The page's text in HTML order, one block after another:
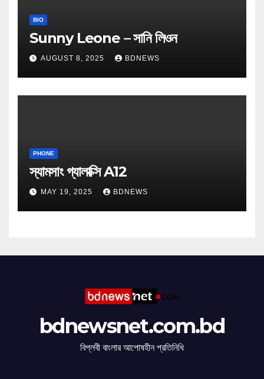
BIO
Sunny Leone – সানি লিওন
AUGUST 8, 2025 BDNEWS
PHONE
স্যামসাং গ্যালাক্সি A12
MAY 19, 2025 BDNEWS
bdnewsnet.com.bd
বিপ্লবী বাংলার আপোষহীন প্রতিনিধি